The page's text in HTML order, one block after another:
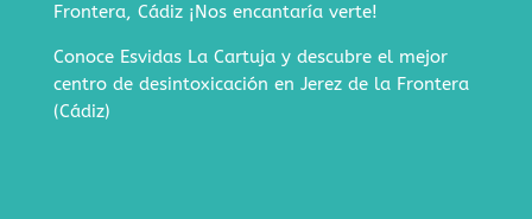
Frontera, Cádiz¡Nos encantaría verte!
Conoce Esvidas La Cartuja y descubre el mejor
centro de desintoxicación en Jerez de la Frontera
(Cádiz)